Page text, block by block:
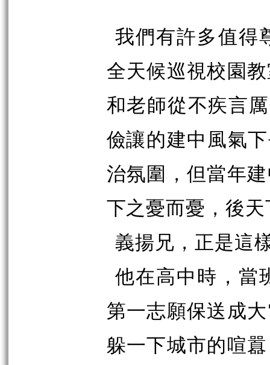
我們有許多值得
全天候巡視校園
和老師從不疾言
儉讓的建中風氣
治氛圍，但當年
下之憂而憂，後
義揚兄，正是這
他在高中時，當
第一志願保送成
躲一下城市的喧